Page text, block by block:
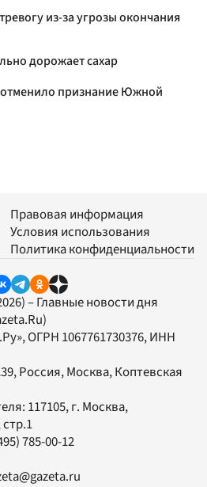
из-за угрозы окончания
дорожает сахар
отменило признание Южной
Правовая информация
Условия использования
Политика конфиденциальности
– Главные новости дня
, ОГРН 1067761730376, ИНН
Россия, Москва, Коптевская
117105, г. Москва,
785-00-12